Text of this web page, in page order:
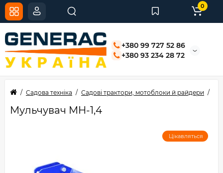
+380 99 727 52 86
+380 93 234 28 72
0
Садова техніка Садові трактори, мотоблоки й райдери
Мульчувач МН-1,4
Цікавляться